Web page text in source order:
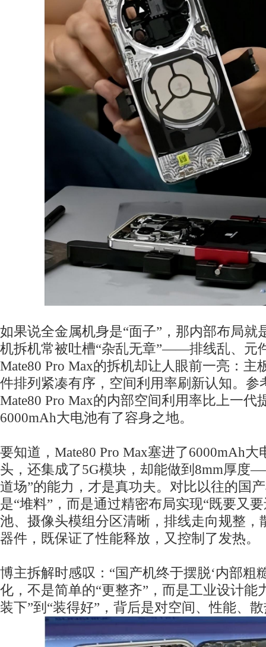
如果说全金属机身是“面子”，那内部布局就
机拆机常被吐槽“杂乱无章”——排线乱、元
Mate80 Pro Max的拆机却让人眼前一亮：主
件排列紧凑有序，空间利用率刷新认知。参
Mate80 Pro Max的内部空间利用率比上一代
6000mAh大电池有了容身之地。
要知道，Mate80 Pro Max塞进了6000mAh
头，还集成了5G模块，却能做到8mm厚度
道场”的能力，才是真功夫。对比以往的国
是“堆料”，而是通过精密布局实现“既要又
池、摄像头模组分区清晰，排线走向规整，
器件，既保证了性能释放，又控制了发热。
博主拆解时感叹：“国产机终于摆脱‘内部粗
化，不是简单的“更整齐”，而是工业设计
装下”到“装得好”，背后是对空间、性能、